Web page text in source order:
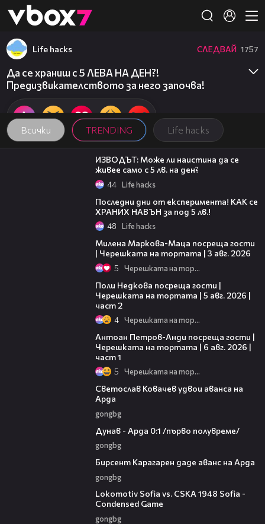
👾
Всички TRENDING Life hacks
Life hacks СЛЕДВАЙ 1757
Да се храниш с 5 ЛЕВА НА ДЕН?!
Предизвикателството за него започва!
06:07
ИЗВОДЪТ: Може ли наистина да се
живее само с 5 лв. на ден?
44 Life hacks
Последни дни от експеримента! КАК се
ХРАНИХ НАВЪН за под 5 лв.!
48 Life hacks
Милена Маркова-Маца посреща гости
| Черешката на тортата | 3 авг. 2026
5 Черешката на тортата
Поли Недкова посреща гости |
Черешката на тортата | 5 авг. 2026 |
част 2
4 Черешката на тортата
Антоан Петров-Анди посреща гости |
Черешката на тортата | 6 авг. 2026 |
част 1
5 Черешката на тортата
Светослав Ковачев удвои аванса на
Арда
gongbg
Дунав - Арда 0:1 /първо полувреме/
gongbg
Бирсент Карагарен даде аванс на Арда
gongbg
Lokomotiv Sofia vs. CSKA 1948 Sofia -
Condensed Game
gongbg